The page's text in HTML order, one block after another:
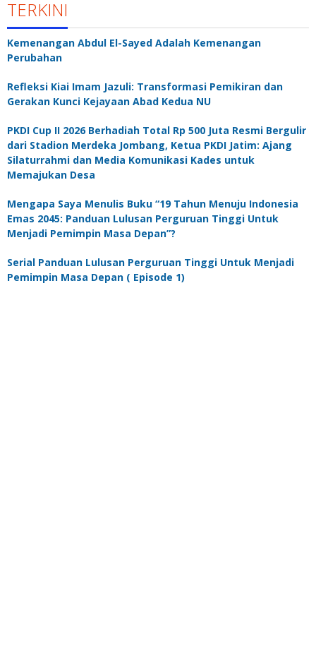
TERKINI
Kemenangan Abdul El-Sayed Adalah Kemenangan
Perubahan
Refleksi Kiai Imam Jazuli: Transformasi Pemikiran dan
Gerakan Kunci Kejayaan Abad Kedua NU
PKDI Cup II 2026 Berhadiah Total Rp 500 Juta Resmi Bergulir
dari Stadion Merdeka Jombang, Ketua PKDI Jatim: Ajang
Silaturrahmi dan Media Komunikasi Kades untuk
Memajukan Desa
Mengapa Saya Menulis Buku “19 Tahun Menuju Indonesia
Emas 2045: Panduan Lulusan Perguruan Tinggi Untuk
Menjadi Pemimpin Masa Depan”?
Serial Panduan Lulusan Perguruan Tinggi Untuk Menjadi
Pemimpin Masa Depan ( Episode 1)